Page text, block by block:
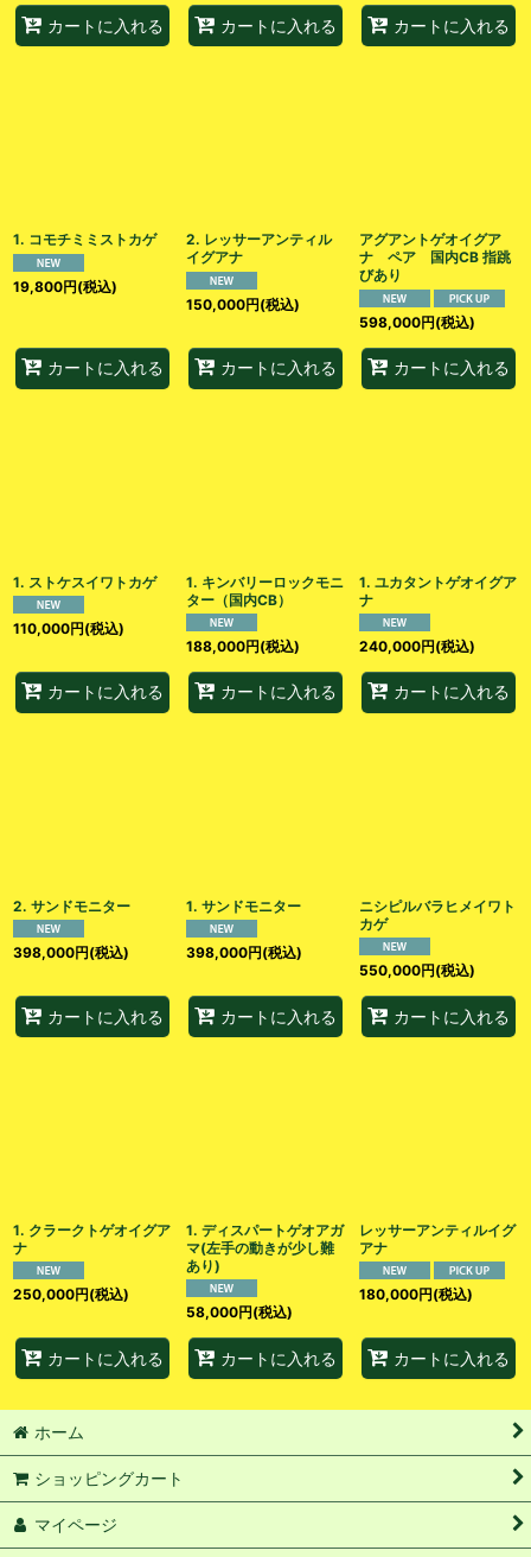
カートに入れる カートに入れる カートに入れる
1. コモチミミストカゲ
19,800円(税込)
カートに入れる
2. レッサーアンティル
イグアナ
150,000円(税込)
カートに入れる
アグアントゲオイグア
ナ ペア 国内CB 指跳
びあり
598,000円(税込)
カートに入れる
1. ストケスイワトカゲ
110,000円(税込)
カートに入れる
1. キンバリーロックモニ
ター（国内CB）
188,000円(税込)
カートに入れる
1. ユカタントゲオイグア
ナ
240,000円(税込)
カートに入れる
2. サンドモニター
398,000円(税込)
カートに入れる
1. サンドモニター
398,000円(税込)
カートに入れる
ニシピルバラヒメイワト
カゲ
550,000円(税込)
カートに入れる
1. クラークトゲオイグア
ナ
250,000円(税込)
カートに入れる
1. ディスパートゲオアガ
マ(左手の動きが少し難
あり)
58,000円(税込)
カートに入れる
レッサーアンティルイグ
アナ
180,000円(税込)
カートに入れる
ホーム
ショッピングカート
マイページ